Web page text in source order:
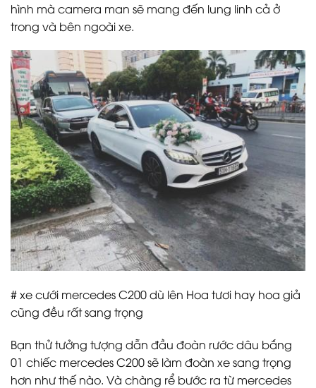
hình mà camera man sẽ mang đến lung linh cả ở
trong và bên ngoài xe.
# xe cưới mercedes C200 dù lên Hoa tươi hay hoa giả
cũng đều rất sang trọng
Bạn thử tưởng tượng dẫn đầu đoàn rước dâu bắng
01 chiếc mercedes C200 sẽ làm đoàn xe sang trọng
hơn như thế nào. Và chàng rể bước ra từ mercedes